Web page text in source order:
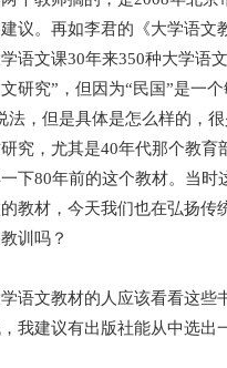
议。再如李君的《大学语文
语文课30年来350种大学语
研究”，但因为“民国”是一
法，但是具体是怎么样的，
究，尤其是40年代那个教
下80年前的这个教材。当
教材，今天我们也在弘扬传
训吗？
语文教材的人应该看看这
我建议有出版社能从中选出